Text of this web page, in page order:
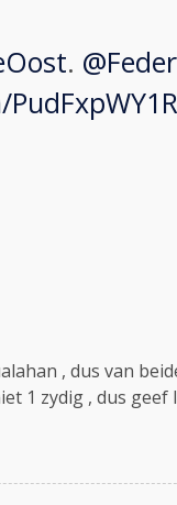
.
, dus van
1 zydig , dus geef